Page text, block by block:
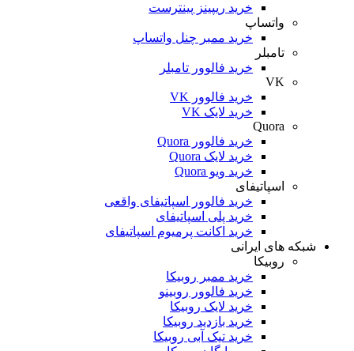
خرید ریپینز پینترست
واتساپ
خرید ممبر چنل واتساپ
تامبلر
خرید فالوور تامبلر
VK
خرید فالوور VK
خرید لایک VK
Quora
خرید فالوور Quora
خرید لایک Quora
خرید ویو Quora
اسپاتیفای
خرید فالوور اسپاتیفای واقعی
خرید پلی اسپاتیفای
خرید اکانت پرمیوم اسپاتیفای
شبکه های ایرانی
روبیکا
خرید ممبر روبیکا
خرید فالوور روبینو
خرید لایک روبیکا
خرید بازدید روبیکا
خرید تیک آبی روبیکا